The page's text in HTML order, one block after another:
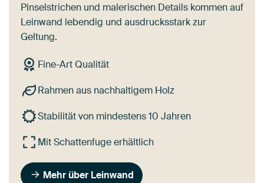
Pinselstrichen und malerischen Details kommen auf
Leinwand lebendig und ausdrucksstark zur
Geltung.
Fine-Art Qualität
Rahmen aus nachhaltigem Holz
Stabilität von mindestens 10 Jahren
Mit Schattenfuge erhältlich
Mehr über Leinwand